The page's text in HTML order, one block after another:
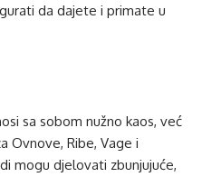
da dajete i primate u
sa sobom nužno kaos, već
Ovnove, Ribe, Vage i
mogu djelovati zbunjujuće,